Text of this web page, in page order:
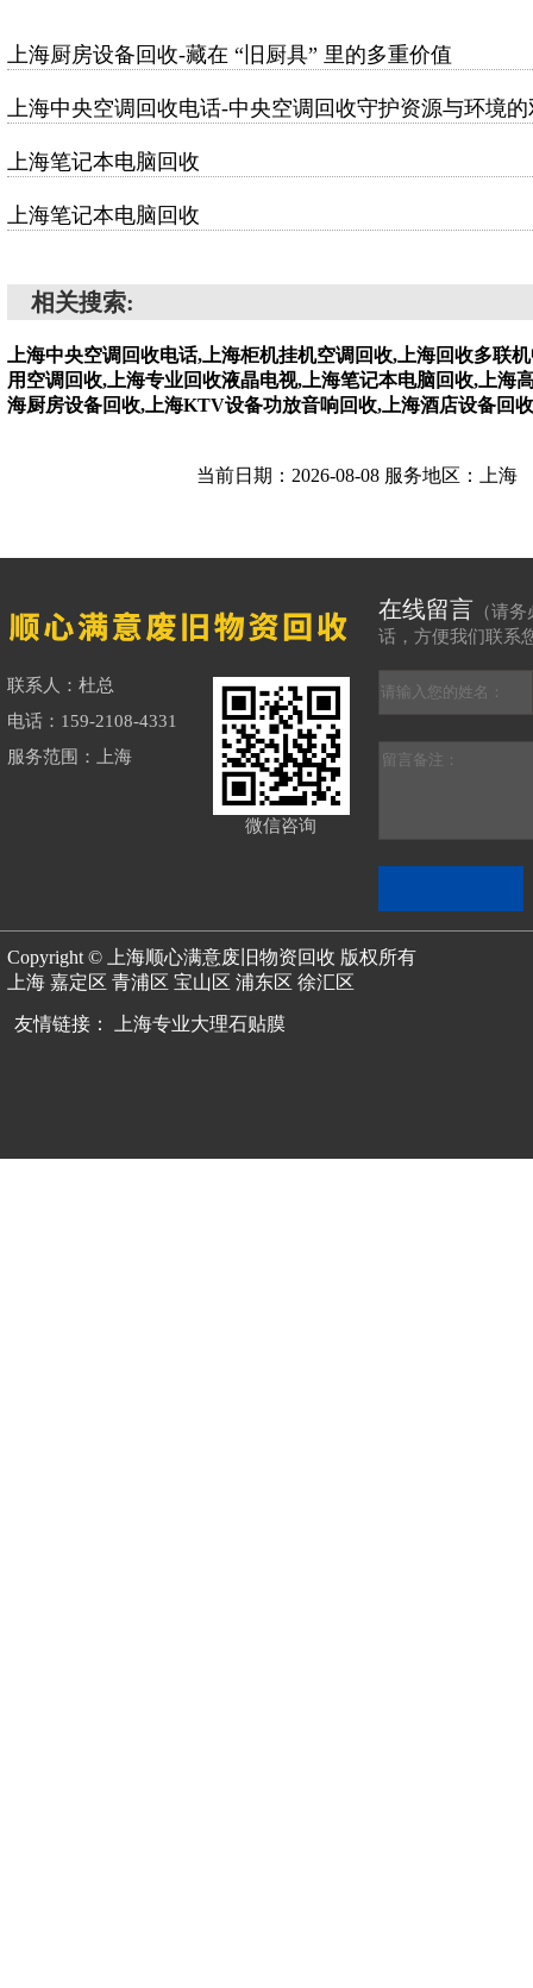
上海厨房设备回收-藏在 “旧厨具” 里的多重价值
上海中央空调回收电话-中央空调回收守护资源与环境
上海笔记本电脑回收
上海笔记本电脑回收
相关搜索:
上海中央空调回收电话,上海柜机挂机空调回收,上海回收多联
用空调回收,上海专业回收液晶电视,上海笔记本电脑回收,上海
海厨房设备回收,上海KTV设备功放音响回收,上海酒店设备回收
当前日期：2026-08-08 服务地区：上海
联系人：杜总
电话：159-2108-4331
服务范围：上海
微信咨询
在线留言 （请
话，方便我们联系
Copyright © 上海顺心满意废旧物资回收 版权所有
上海 嘉定区 青浦区 宝山区 浦东区 徐汇区
友情链接： 上海专业大理石贴膜